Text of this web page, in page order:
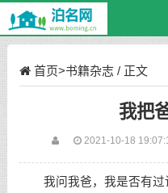
首页>书籍杂志/ 正文
我把
2021-10-18
我问我爸，我是否有过